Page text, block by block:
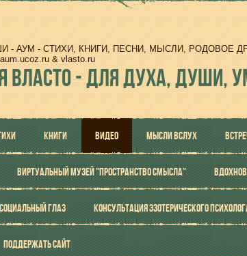
- АУМ - СТИХИ, КНИГИ, ПЕСНИ, МЫСЛИ, РОДОВОЕ
& vlasto.ru
ВЛАСТО - ДЛЯ ДУХА, ДУШИ,
КНИГИ ВИДЕО МЫСЛИ ВСЛУХ
ВИРТУАЛЬНЫЙ МУЗЕЙ "ПРОСТРАНСТВО СМЫСЛА"
СОЦИАЛЬНЫЙ ГЛАЗ КОНСУЛЬТАЦИЯ ЭЗОТЕРИЧЕСКОГО
ПОДДЕРЖАТЬ САЙТ